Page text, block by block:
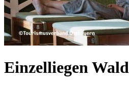
Einzelliegen Wald